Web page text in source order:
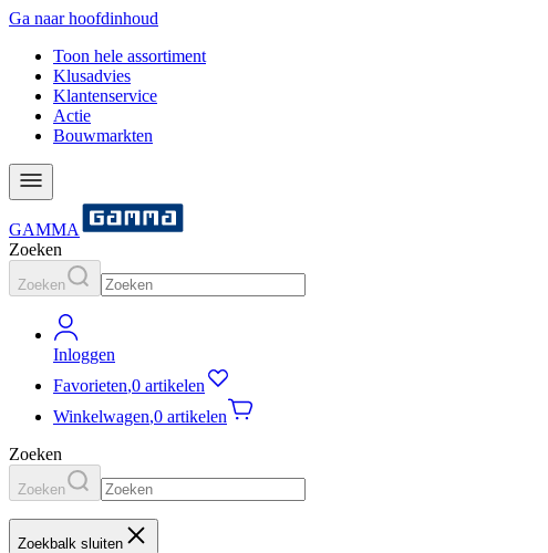
Ga naar hoofdinhoud
Toon hele assortiment
Klusadvies
Klantenservice
Actie
Bouwmarkten
GAMMA
Zoeken
Zoeken
Inloggen
Favorieten,0 artikelen
Winkelwagen,0 artikelen
Zoeken
Zoeken
Zoekbalk sluiten